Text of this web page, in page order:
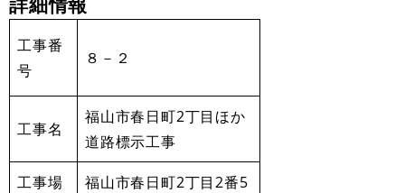
工事番
号
８－２
工事名
福山市春日町2丁目ほか
道路標示工事
工事場
福山市春日町2丁目2番5